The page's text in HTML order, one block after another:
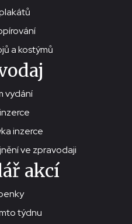
a kostýmů
vydání
inzerce
ve zpravodaji
akcí
týdnu